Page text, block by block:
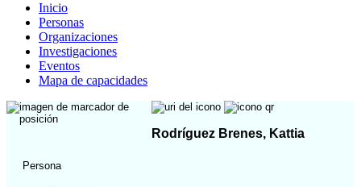
Inicio
Personas
Organizaciones
Investigaciones
Eventos
Mapa de capacidades
Rodríguez Brenes, Kattia
Persona